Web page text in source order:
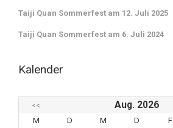
Taiji Quan Sommerfest am 12. Juli 2025
Taiji Quan Sommerfest am 6. Juli 2024
Kalender
<< Aug. 2026
M
D M D F